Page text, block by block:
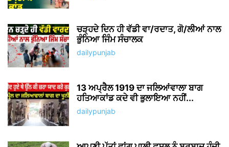
ਚੜ੍ਹਦੇ ਦਿਨ ਹੀ ਵੱਡੀ ਵਾ/ਰਦਾਤ, ਗੋ/ਲੀਆਂ ਨਾਲ
ਭੁੰਨਿਆ ਜਿੰਮ ਸੰਚਾਲਕ
dailypunjab
13 ਅਪ੍ਰੈਲ 1919 ਦਾ ਜਲਿਆਂਵਾਲਾ ਬਾਗ
ਹਤਿਆਕਾਂਡ ਕਦੇ ਵੀ ਭੁਲਾਇਆ ਨਹੀਂ...
dailypunjab